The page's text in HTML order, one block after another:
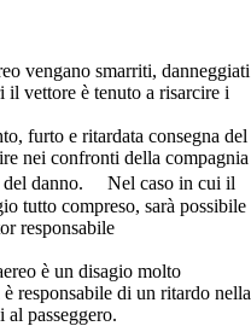
vengano smarriti, danneggiati
il vettore è tenuto a risarcire i
furto e ritardata consegna del
nei confronti della compagnia
del danno. Nel caso in cui il
tutto compreso, sarà possibile
responsabile
è un disagio molto
responsabile di un ritardo nella
al passeggero.